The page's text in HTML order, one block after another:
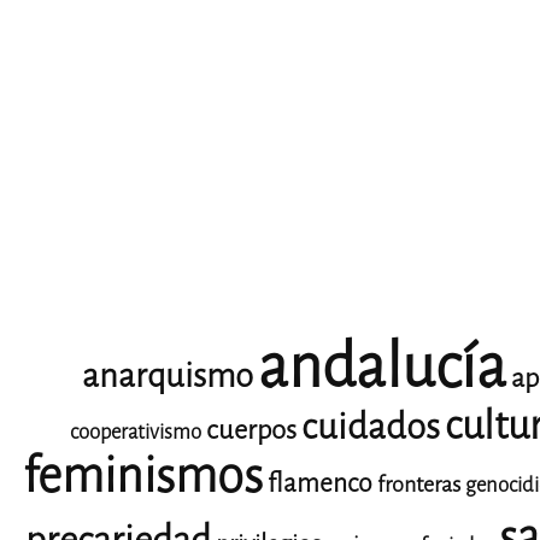
anarquismoandalucía
cooperativismo cuerposcuidados
feminismosflamencofronteras